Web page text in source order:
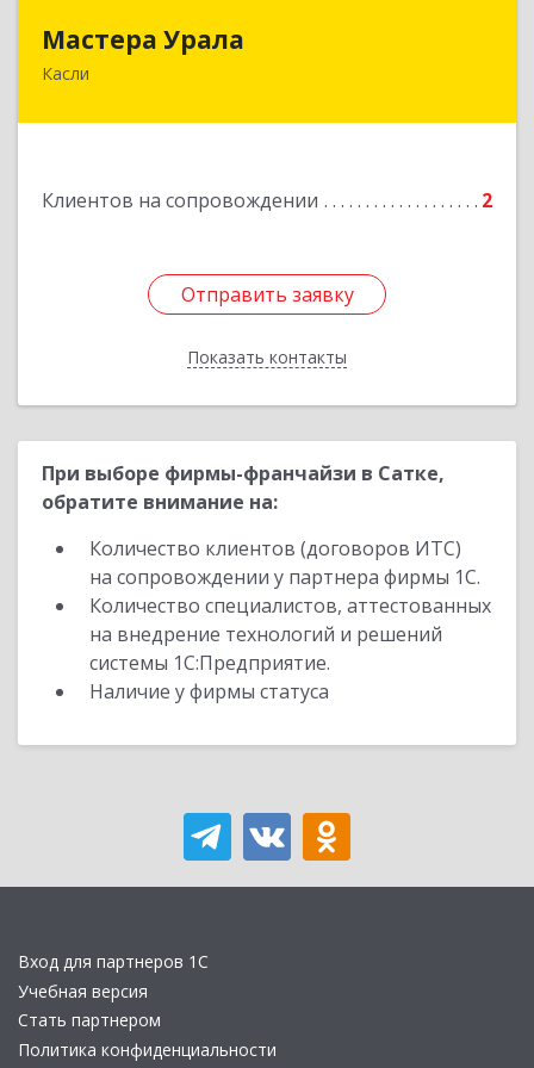
Мастера Урала
Касли
Клиентов на сопровождении 2
Отправить заявку
Показать контакты
456830, Челябинская обл., г. Касли, ул. Карла
Отправить заявку
Назад
При выборе фирмы-франчайзи в Сатке,
обратите внимание на:
Количество клиентов (договоров ИТС)
на сопровождении у партнера фирмы 1С.
Количество специалистов, аттестованных
на внедрение технологий и решений
системы 1С:Предприятие.
Наличие у фирмы статуса
Вход для партнеров 1С
Учебная версия
Стать партнером
Политика конфиденциальности